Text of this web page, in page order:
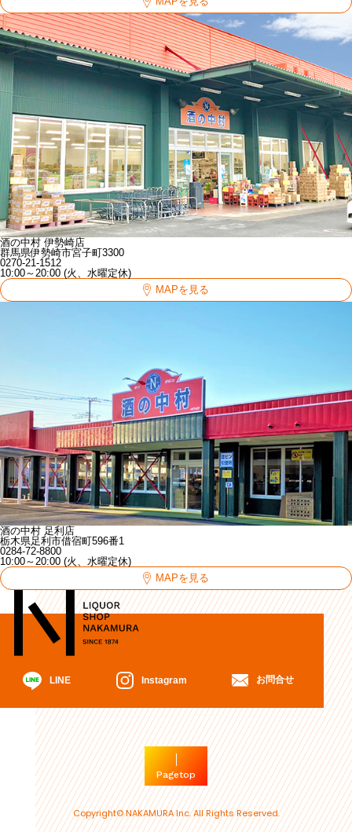
酒の中村 伊勢崎店
群馬県伊勢崎市宮子町3300
0270-21-1512
10:00～20:00 (火、水曜定休)
MAPを見る
酒の中村 足利店
栃木県足利市借宿町596番1
0284-72-8800
10:00～20:00 (火、水曜定休)
MAPを見る
LINE Instagram お問合せ
Pagetop
Copyright© NAKAMURA Inc. All Rights Reserved.